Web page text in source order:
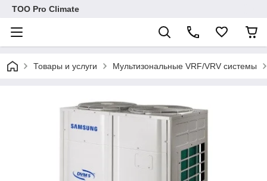
ТОО Pro Climate
Товары и услуги Мультизональные VRF/VRV системы